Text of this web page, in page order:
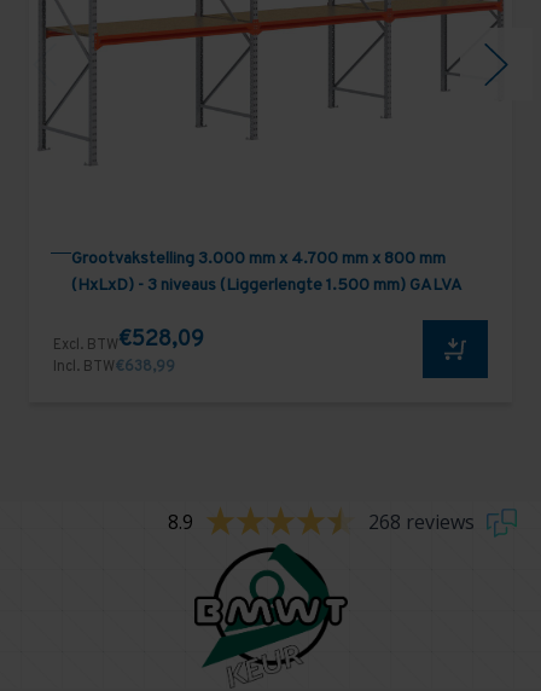
Grootvakstelling 3.000 mm x 4.700 mm x 800 mm
(HxLxD) - 3 niveaus (Liggerlengte 1.500 mm) GALVA
Excl. BTW€528,09
Incl. BTW€638,99
8.9 268 reviews